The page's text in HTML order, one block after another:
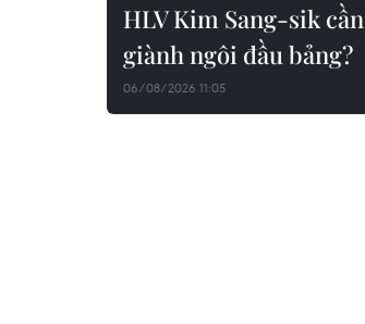
HLV Kim Sang-sik cần
giành ngôi đầu bảng?
06/08/2026 11:05